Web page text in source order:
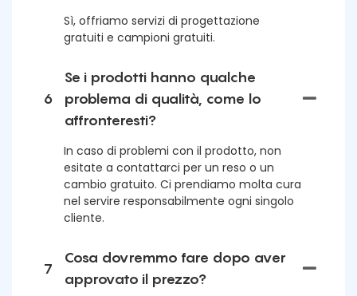
Sì, offriamo servizi di progettazione
gratuiti e campioni gratuiti.
6
Se i prodotti hanno qualche
problema di qualità, come lo
affronteresti?
In caso di problemi con il prodotto, non
esitate a contattarci per un reso o un
cambio gratuito. Ci prendiamo molta cura
nel servire responsabilmente ogni singolo
cliente.
7
Cosa dovremmo fare dopo aver
approvato il prezzo?